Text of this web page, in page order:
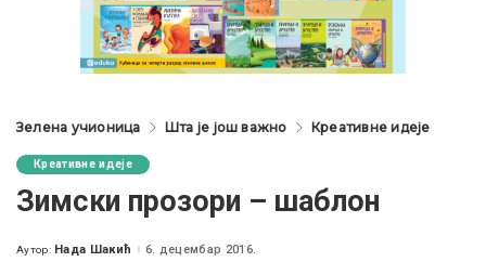
Зелена учионица Шта је још важно Креативне идеје
Креативне идеје
Зимски прозори – шаблон
Posted
Аутор: Нада Шакић 6. децембар 2016.